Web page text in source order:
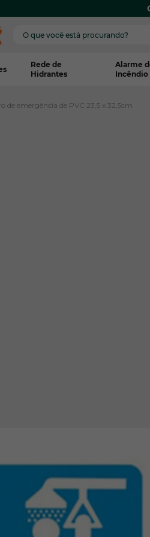
REGIÃO*
Rede de
Hidrantes
Alarme
Incêndio
de emergência de PVC 23,5 x 32,5cm
de PVC 23,5 x 32,5cm